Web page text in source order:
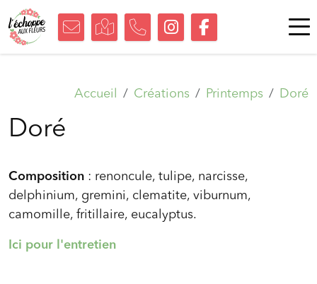
Accueil Créations Printemps Doré
Doré
Composition : renoncule, tulipe, narcisse,
delphinium, gremini, clematite, viburnum,
camomille, fritillaire, eucalyptus.
Ici pour l'entretien